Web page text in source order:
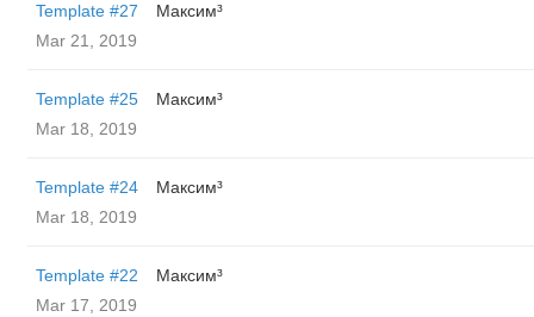
Template #27
Максим³
Mar 21, 2019
Template #25
Максим³
Mar 18, 2019
Template #24
Максим³
Mar 18, 2019
Template #22
Максим³
Mar 17, 2019